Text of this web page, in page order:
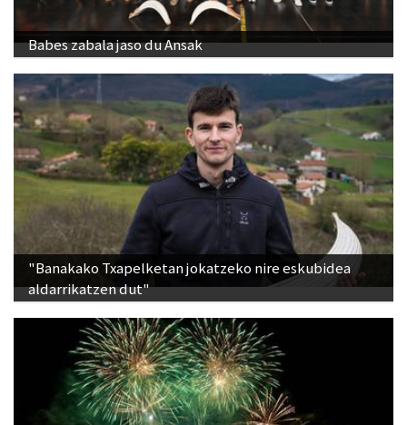
Babes zabala jaso du Ansak
"Banakako Txapelketan jokatzeko nire eskubidea
aldarrikatzen dut"